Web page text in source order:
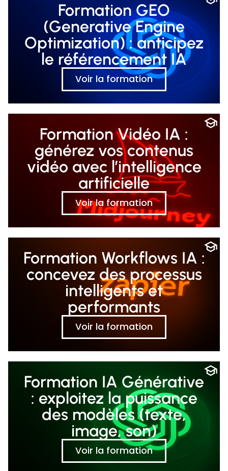
Formation GEO
(Generative Engine
Optimization) : anticipez
le référencement IA
Voir la formation
Formation Vidéo IA :
générez vos contenus
vidéo avec l’intelligence
artificielle
Voir la formation
Formation Workflows IA :
concevez des processus
intelligents et
performants
Voir la formation
Formation IA Générative
: exploitez la puissance
des modèles (texte,
image, son)
Voir la formation